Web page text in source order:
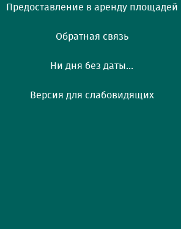
Предоставление в аренду площадей
Обратная связь
Ни дня без даты...
Версия для слабовидящих